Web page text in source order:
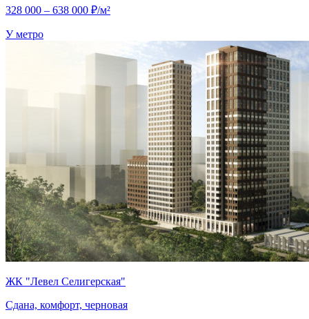
328 000 – 638 000 ₽/м²
У метро
ЖК "Левел Селигерская"
Сдана, комфорт, черновая